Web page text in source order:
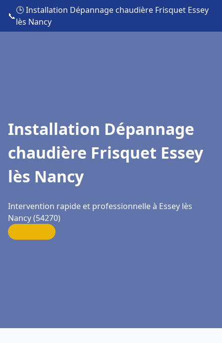
📞
🕒 Installation Dépannage chaudière Frisquet Essey
lès Nancy
Installation Dépannage
chaudière Frisquet Essey
lès Nancy
Intervention rapide et professionnelle à Essey lès
Nancy (54270)